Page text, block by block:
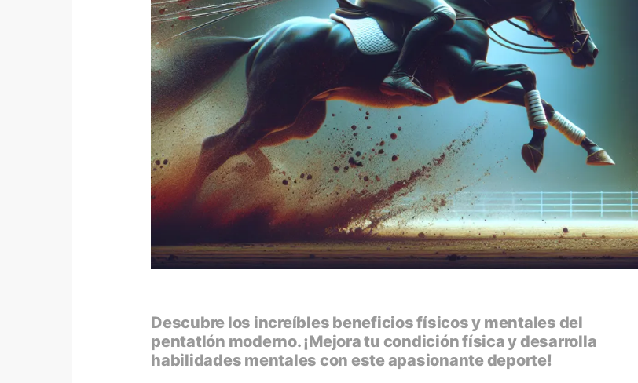
Descubre los increíbles beneficios físicos y mentales del
pentatlón moderno. ¡Mejora tu condición física y desarrolla
habilidades mentales con este apasionante deporte!